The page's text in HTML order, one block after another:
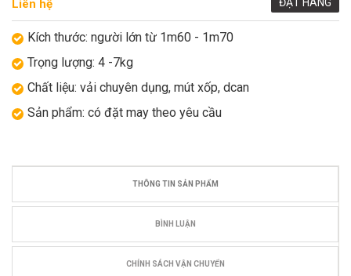
ĐẶT HÀNG
Liên hệ
Kích thước: người lớn từ 1m60 - 1m70
Trọng lượng: 4 -7kg
Chất liệu: vải chuyên dụng, mút xốp, dcan
Sản phẩm: có đặt may theo yêu cầu
THÔNG TIN SẢN PHẨM
BÌNH LUẬN
CHÍNH SÁCH VẬN CHUYỂN